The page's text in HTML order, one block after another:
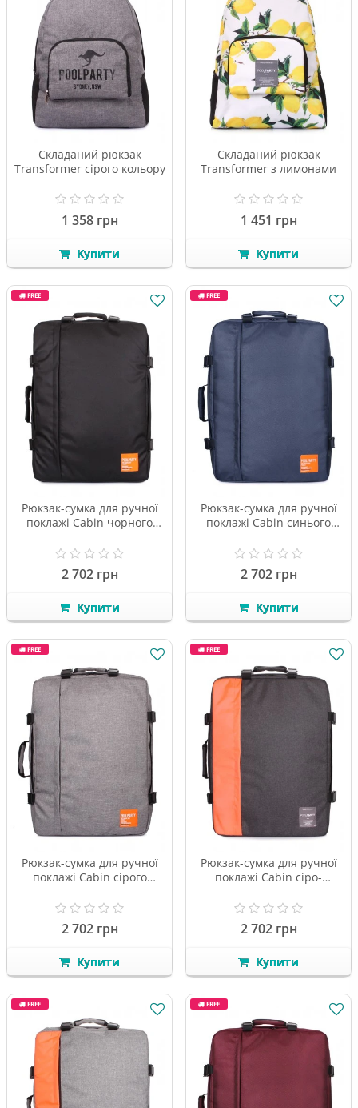
Складаний рюкзак
Transformer сірого кольору
1 358 грн
Купити
Складаний рюкзак
Transformer з лимонами
1 451 грн
Купити
FREE
Рюкзак-сумка для ручної
поклажі Cabin чорного
2 702 грн
Купити
FREE
Рюкзак-сумка для ручної
поклажі Cabin синього
2 702 грн
Купити
FREE
Рюкзак-сумка для ручної
поклажі Cabin сірого
2 702 грн
Купити
FREE
Рюкзак-сумка для ручної
поклажі Cabin сіро-
2 702 грн
Купити
FREE FREE